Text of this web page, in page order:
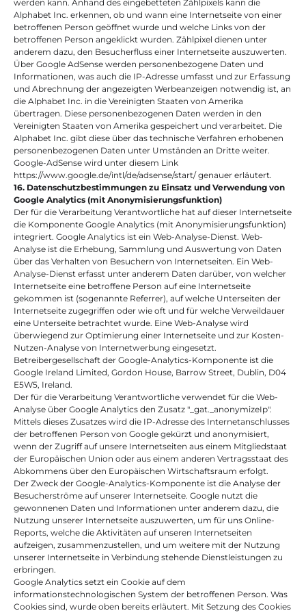
werden kann. Anhand des eingebetteten Zählpixels kann die
Alphabet Inc. erkennen, ob und wann eine Internetseite von einer
betroffenen Person geöffnet wurde und welche Links von der
betroffenen Person angeklickt wurden. Zählpixel dienen unter
anderem dazu, den Besucherfluss einer Internetseite auszuwerten.
Über Google AdSense werden personenbezogene Daten und
Informationen, was auch die IP-Adresse umfasst und zur Erfassung
und Abrechnung der angezeigten Werbeanzeigen notwendig ist, an
die Alphabet Inc. in die Vereinigten Staaten von Amerika
übertragen. Diese personenbezogenen Daten werden in den
Vereinigten Staaten von Amerika gespeichert und verarbeitet. Die
Alphabet Inc. gibt diese über das technische Verfahren erhobenen
personenbezogenen Daten unter Umständen an Dritte weiter.
Google-AdSense wird unter diesem Link
https://www.google.de/intl/de/adsense/start/ genauer erläutert.
16. Datenschutzbestimmungen zu Einsatz und Verwendung von
Google Analytics (mit Anonymisierungsfunktion)
Der für die Verarbeitung Verantwortliche hat auf dieser Internetseite
die Komponente Google Analytics (mit Anonymisierungsfunktion)
integriert. Google Analytics ist ein Web-Analyse-Dienst. Web-
Analyse ist die Erhebung, Sammlung und Auswertung von Daten
über das Verhalten von Besuchern von Internetseiten. Ein Web-
Analyse-Dienst erfasst unter anderem Daten darüber, von welcher
Internetseite eine betroffene Person auf eine Internetseite
gekommen ist (sogenannte Referrer), auf welche Unterseiten der
Internetseite zugegriffen oder wie oft und für welche Verweildauer
eine Unterseite betrachtet wurde. Eine Web-Analyse wird
überwiegend zur Optimierung einer Internetseite und zur Kosten-
Nutzen-Analyse von Internetwerbung eingesetzt.
Betreibergesellschaft der Google-Analytics-Komponente ist die
Google Ireland Limited, Gordon House, Barrow Street, Dublin, D04
E5W5, Ireland.
Der für die Verarbeitung Verantwortliche verwendet für die Web-
Analyse über Google Analytics den Zusatz "_gat._anonymizeIp".
Mittels dieses Zusatzes wird die IP-Adresse des Internetanschlusses
der betroffenen Person von Google gekürzt und anonymisiert,
wenn der Zugriff auf unsere Internetseiten aus einem Mitgliedstaat
der Europäischen Union oder aus einem anderen Vertragsstaat des
Abkommens über den Europäischen Wirtschaftsraum erfolgt.
Der Zweck der Google-Analytics-Komponente ist die Analyse der
Besucherströme auf unserer Internetseite. Google nutzt die
gewonnenen Daten und Informationen unter anderem dazu, die
Nutzung unserer Internetseite auszuwerten, um für uns Online-
Reports, welche die Aktivitäten auf unseren Internetseiten
aufzeigen, zusammenzustellen, und um weitere mit der Nutzung
unserer Internetseite in Verbindung stehende Dienstleistungen zu
erbringen.
Google Analytics setzt ein Cookie auf dem
informationstechnologischen System der betroffenen Person. Was
Cookies sind, wurde oben bereits erläutert. Mit Setzung des Cookies